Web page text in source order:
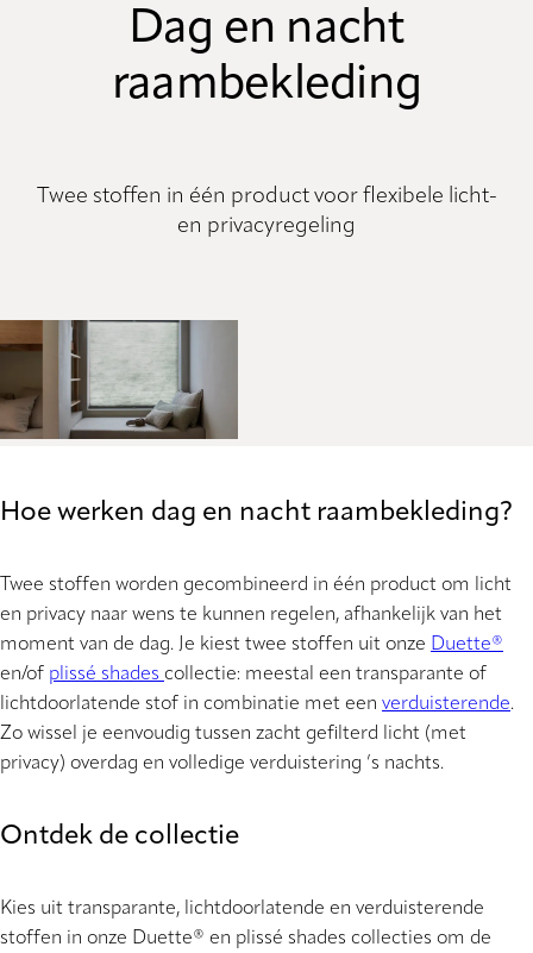
Dag en nacht
raambekleding
Twee stoffen in één product voor flexibele licht-
en privacyregeling
Hoe werken dag en nacht raambekleding?
Twee stoffen worden gecombineerd in één product om licht
en privacy naar wens te kunnen regelen, afhankelijk van het
moment van de dag. Je kiest twee stoffen uit onze Duette®
en/of plissé shades collectie: meestal een transparante of
lichtdoorlatende stof in combinatie met een verduisterende.
Zo wissel je eenvoudig tussen zacht gefilterd licht (met
privacy) overdag en volledige verduistering ’s nachts.
Ontdek de collectie
Kies uit transparante, lichtdoorlatende en verduisterende
stoffen in onze Duette® en plissé shades collecties om de